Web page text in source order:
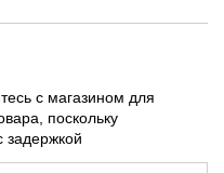
с магазином для
поскольку